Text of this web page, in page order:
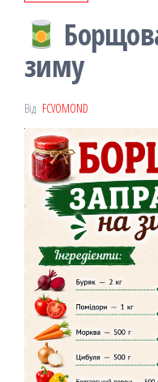
зиму
Від FCVOMOND